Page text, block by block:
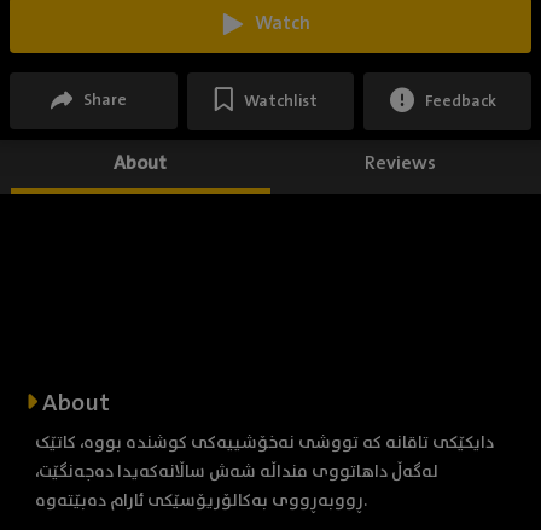
Watch
Share Watchlist Feedback
About Reviews
About
دایکێکی تاقانە کە تووشی نەخۆشییەکی کوشندە بووە، کاتێک
لەگەڵ داهاتووی منداڵە شەش ساڵانەکەیدا دەجەنگێت،
ڕووبەڕووی بەکالۆریۆسێکی ئارام دەبێتەوە.